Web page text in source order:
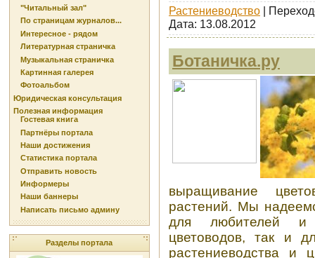
"Читальный зал"
По страницам журналов...
Интересное - рядом
Литературная страничка
Музыкальная страничка
Картинная галерея
Фотоальбом
Юридическая консультация
Полезная информация
Гостевая книга
Партнёры портала
Наши достижения
Статистика портала
Отправить новость
Информеры
Наши баннеры
Написать письмо админу
Разделы портала
Растениеводство |
Дата: 13.08.2012
Ботаничка.ру
выращивание
растений. Мы
для любителей и
цветоводов, так и
растениеводства и